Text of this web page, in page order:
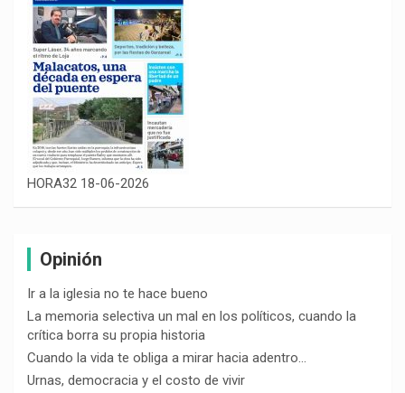
HORA32 18-06-2026
Opinión
Ir a la iglesia no te hace bueno
La memoria selectiva un mal en los políticos, cuando la
crítica borra su propia historia
Cuando la vida te obliga a mirar hacia adentro…
Urnas, democracia y el costo de vivir